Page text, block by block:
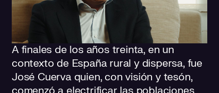
A finales de los años treinta, en un
contexto de España rural y dispersa, fue
José Cuerva quien, con visión y tesón,